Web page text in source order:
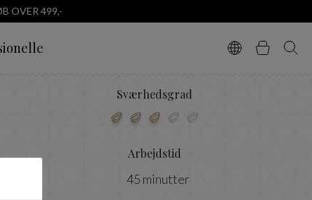
OVER 499,-
Vælg sprog
Kurv Søg
Sværhedsgrad
Arbejdstid
45 minutter